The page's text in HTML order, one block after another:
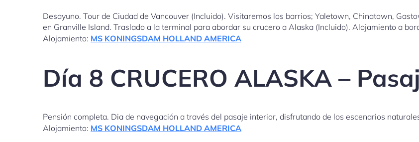
Desayuno. Tour de Ciudad de Vancouver (Incluido). Visitaremos los barrios; Yaletown, Chinatown,
en Granville Island. Traslado a la terminal para abordar su crucero a Alaska (Incluido). Alojamiento a
Alojamiento: MS KONINGSDAM HOLLAND AMERICA
Día 8 CRUCERO ALASKA –
Pensión completa. Dia de navegación a través del pasaje interior, disfrutando de los escenarios
Alojamiento: MS KONINGSDAM HOLLAND AMERICA